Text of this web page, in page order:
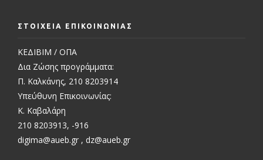
ΣΤΟΙΧΕΙΑ ΕΠΙΚΟΙΝΩΝΙΑΣ
ΚΕΔΙΒΙΜ / ΟΠΑ
Δια Ζώσης προγράμματα:
Π. Καλκάνης, 210 8203914
Υπεύθυνη Επικοινωνίας:
Κ. Καβαλάρη
210 8203913, -916
digima@aueb.gr , dz@aueb.gr